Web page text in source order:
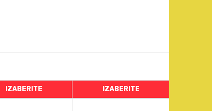
IZABERITE IZABERITE